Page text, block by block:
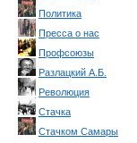
Политика
Пресса о нас
Профсоюзы
Разлацкий А.Б.
Революция
Стачка
Стачком Самары